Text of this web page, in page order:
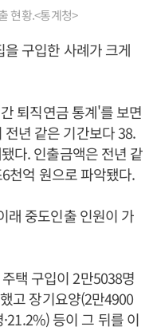
현황.<통계청>
구입한 사례가 크게
퇴직연금 통계'를 보면
년 같은 기간보다 38.
다. 인출금액은 전년 같
천억 원으로 파악됐다.
래 중도인출 인원이 가
택 구입이 2만5038명
고 장기요양(2만4900
등이 그 뒤를 이